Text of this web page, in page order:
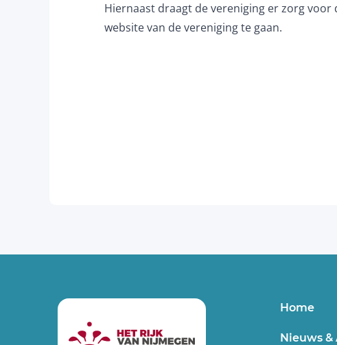
Hiernaast draagt de vereniging er zorg
website van de vereniging te gaan.
Home
Nieuws &